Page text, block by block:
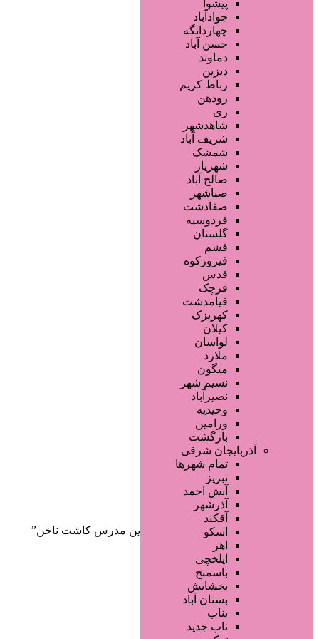
محصولات پوست
محصولات مو
محصولات آرایشی
تجهیزات سالن زیبایی
خدمات دندانپزشکی
سایر خدمات
پیشوا
جوادآباد
چهاردانگه
حسن آباد
دماوند
دیزین
رباط کریم
رودهن
ری
شاهدشهر
شریف آباد
شمشک
شهریار
صالح آباد
صباشهر
صفادشت
فردوسیه
گلستان
فشم
فیروزکوه
قدس
قرچک
قیامدشت
کهریزک
کیلان
لواسان
ملارد
میگون
نسیم شهر
نصیرآباد
وحیدیه
ورامین
بازگشت
آذربایجان شرقی
تمام شهر‌ها
تبریز
آبش احمد
آذرشهر
آقکند
اسکو
اهر
ایلخچی
باسمنج
بخشایش
بستان آباد
بناب
ناب جدید
صفحه اصلی
آگهی انبوه
طراحی سایت
صفحه اختصاصی
لیست سایتهای تبلیغاتی
دسته‌بندی‌ها
/ محصولات برچسب خورده “بهترین مدرس کاشت ناخن”